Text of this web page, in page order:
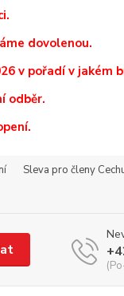
dovolenou.
v pořadí v jakém
odběr.
Sleva pro členy